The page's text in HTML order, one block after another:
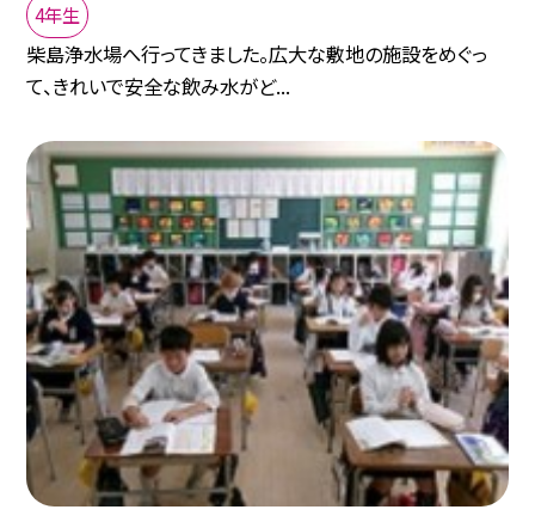
4年生
柴島浄水場へ行ってきました。広大な敷地の施設をめぐっ
て、きれいで安全な飲み水がど...